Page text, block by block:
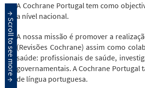
A Cochrane Portugal tem como
a nível nacional.
A nossa missão é promover a
(Revisões Cochrane) assim como
saúde: profissionais de saúde,
governamentais. A Cochrane Portugal
de língua portuguesa.